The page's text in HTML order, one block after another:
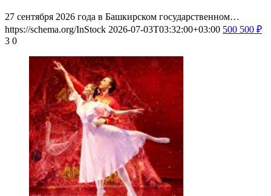
27 сентября 2026 года в Башкирском государственном…
https://schema.org/InStock 2026-07-03T03:32:00+03:00 500 500 ₽
3 0